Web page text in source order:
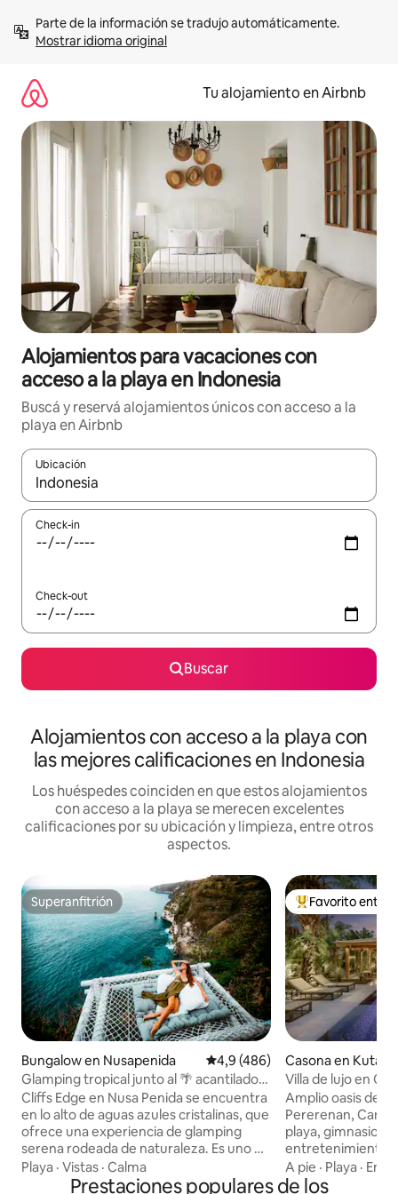
contenidoMostrar idioma original
Tu alojamiento en Airbnb
Alojamientos para vacaciones con
acceso a la playa en Indonesia
Buscá y reservá alojamientos únicos con acceso a la
playa en Airbnb
Ubicación
Cuando los resultados estén disponibles, navegá con las
Check-in
Check-out
Buscar
Alojamientos con acceso a la playa con
las mejores calificaciones en Indonesia
Los huéspedes coinciden en que estos alojamientos
con acceso a la playa se merecen excelentes
calificaciones por su ubicación y limpieza, entre otros
aspectos.
Superanfitrión
Superanfitrión
Bungalow en Nusapenida Calificación promedio: 4,9 de
4,9 (486)
Glamping tropical junto al 🌴 acantilado
con vistas al mar y red🐬
Cliffs Edge en Nusa Penida se encuentra
en lo alto de aguas azules cristalinas, que
ofrece una experiencia de glamping
serena rodeada de naturaleza. Es uno de
los favoritos de los creadores de
contenido, los amantes de la naturaleza
Playa · Vistas · Calma
Favorito entre
Favorito entre
Casona en Kuta
Villa de lujo en
playa y el
Amplio oasis de
Pererenan,
playa, gimnasio,
entretenimiento.
metros
Fácil acceso a pie
A pie · Playa · En
Prestaciones populares de los